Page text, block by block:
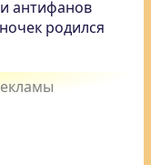
антифанов
родился